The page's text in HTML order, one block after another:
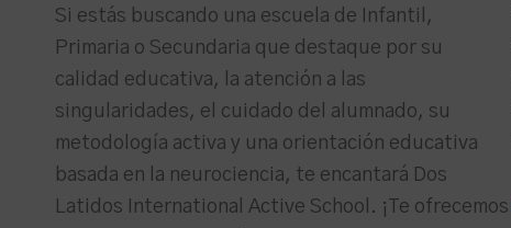
Si estás buscando una escuela de Infantil,
Primaria o Secundaria que destaque por su
calidad educativa, la atención a las
singularidades, el cuidado del alumnado, su
metodología activa y una orientación educativa
basada en la neurociencia, te encantará Dos
Latidos International Active School. ¡Te ofrecemos